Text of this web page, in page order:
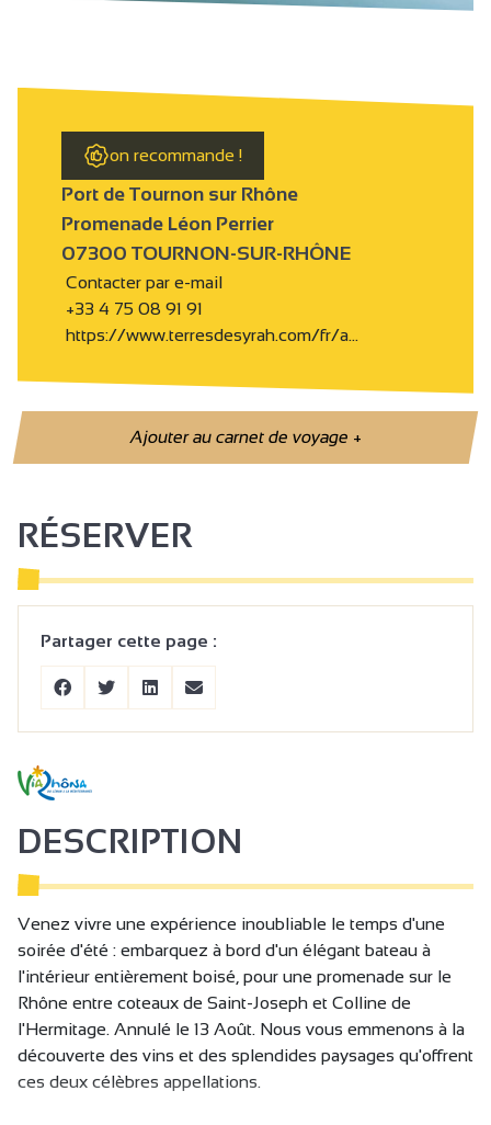
on recommande !
Port de Tournon sur Rhône
Promenade Léon Perrier
07300 TOURNON-SUR-RHÔNE
Contacter par e-mail
+33 4 75 08 91 91
https://www.terresdesyrah.com/fr/a…
Ajouter au carnet de voyage+
RÉSERVER
Partager cette page :
DESCRIPTION
Venez vivre une expérience inoubliable le temps d'une
soirée d'été : embarquez à bord d'un élégant bateau à
l'intérieur entièrement boisé, pour une promenade sur le
Rhône entre coteaux de Saint-Joseph et Colline de
l'Hermitage. Annulé le 13 Août. Nous vous emmenons à la
découverte des vins et des splendides paysages qu'offrent
ces deux célèbres appellations.